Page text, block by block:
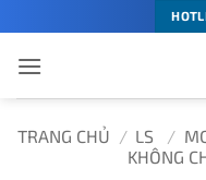
qua
nội
dung
TRANG CHỦ / LS /
KHÔNG